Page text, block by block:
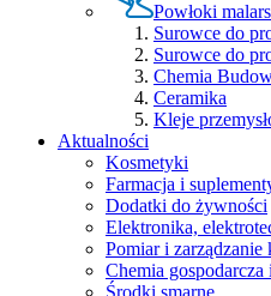
Powłoki
Surowce do
Surowce do
Chemia
Ceramika
Kleje
Aktualności
Kosmetyki
Farmacja i
Dodatki do żywności
Elektronika,
Pomiar i zarządzanie
Chemia gospodarcza
Środki smarne